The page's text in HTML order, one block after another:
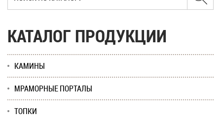
КАТАЛОГ ПРОДУКЦИИ
КАМИНЫ
МРАМОРНЫЕ ПОРТАЛЫ
ТОПКИ